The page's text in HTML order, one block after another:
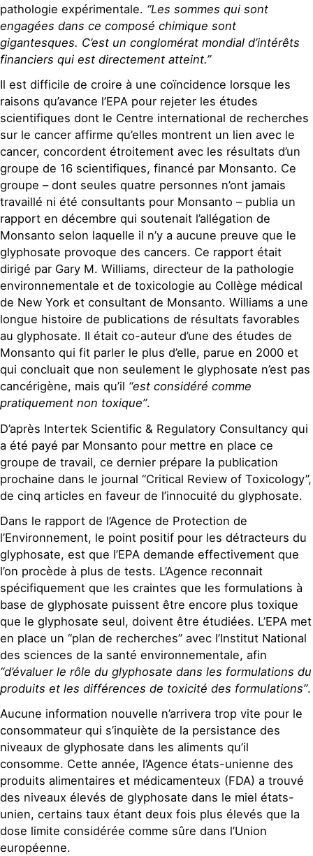
pathologie expérimentale. “Les sommes qui sont
engagées dans ce composé chimique sont
gigantesques. C’est un conglomérat mondial d’intérêts
financiers qui est directement atteint.”
Il est difficile de croire à une coïncidence lorsque les
raisons qu’avance l’EPA pour rejeter les études
scientifiques dont le Centre international de recherches
sur le cancer affirme qu’elles montrent un lien avec le
cancer, concordent étroitement avec les résultats d’un
groupe de 16 scientifiques, financé par Monsanto. Ce
groupe – dont seules quatre personnes n’ont jamais
travaillé ni été consultants pour Monsanto – publia un
rapport en décembre qui soutenait l’allégation de
Monsanto selon laquelle il n’y a aucune preuve que le
glyphosate provoque des cancers. Ce rapport était
dirigé par Gary M. Williams, directeur de la pathologie
environnementale et de toxicologie au Collège médical
de New York et consultant de Monsanto. Williams a une
longue histoire de publications de résultats favorables
au glyphosate. Il était co-auteur d’une des études de
Monsanto qui fit parler le plus d’elle, parue en 2000 et
qui concluait que non seulement le glyphosate n’est pas
cancérigène, mais qu’il “est considéré comme
pratiquement non toxique”.
D’après Intertek Scientific & Regulatory Consultancy qui
a été payé par Monsanto pour mettre en place ce
groupe de travail, ce dernier prépare la publication
prochaine dans le journal “Critical Review of Toxicology”,
de cinq articles en faveur de l’innocuité du glyphosate.
Dans le rapport de l’Agence de Protection de
l’Environnement, le point positif pour les détracteurs du
glyphosate, est que l’EPA demande effectivement que
l’on procède à plus de tests. L’Agence reconnait
spécifiquement que les craintes que les formulations à
base de glyphosate puissent être encore plus toxique
que le glyphosate seul, doivent être étudiées. L’EPA met
en place un “plan de recherches” avec l’Institut National
des sciences de la santé environnementale, afin
“d’évaluer le rôle du glyphosate dans les formulations du
produits et les différences de toxicité des formulations”.
Aucune information nouvelle n’arrivera trop vite pour le
consommateur qui s’inquiète de la persistance des
niveaux de glyphosate dans les aliments qu’il
consomme. Cette année, l’Agence états-unienne des
produits alimentaires et médicamenteux (FDA) a trouvé
des niveaux élevés de glyphosate dans le miel états-
unien, certains taux étant deux fois plus élevés que la
dose limite considérée comme sûre dans l’Union
européenne.